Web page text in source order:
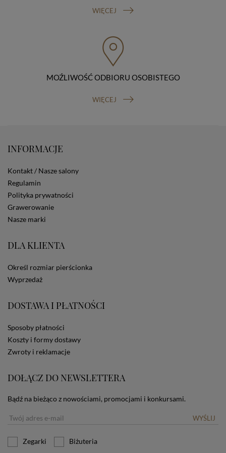
przenoszenia danych, prawo do wniesienia skargi do
prawo do cofnięcia zgody na przetwarzanie danych
osobowych (masz prawo cofnięcia zgody na
przetwarzanie danych w dowolnym momencie;
cofnięcie zgody nie ma wpływu na zgodność z prawem
przetwarzania, którego dokonano na podstawie Twojej
praw skieruj do nas odpowiednie żądanie.
Zautomatyzowane podejmowanie decyzji
Stosowane są one w celach zapewnienia maksymalnej
wygody wszystkich użytkowników (w tym Kupujących)
przy korzystaniu ze Sklepu (zapamiętywanie
preferencji i ustawień na stronie, zbieranie
anonimowych danych dla celów reklamowych i
statystycznych, także przez inne portale, w tym
dotyczących cookies oznacza, że będą one
użytkownika. Jeżeli użytkownik nie wyraża zgody na
stosowanie plików cookies powinien zmienić
WIĘCEJ
MOŹLIWOŚĆ ODBIORU OSOBISTEGO
WIĘCEJ
INFORMACJE
Kontakt / Nasze salony
Regulamin
Polityka prywatności
Grawerowanie
Nasze marki
DLA KLIENTA
Określ rozmiar pierścionka
Wyprzedaż
DOSTAWA I PŁATNOŚCI
Sposoby płatności
Koszty i formy dostawy
Zwroty i reklamacje
DOŁĄCZ DO NEWSLETTERA
Bądź na bieżąco z nowościami, promocjami i konkursami.
WYŚLIJ
Zegarki Biżuteria